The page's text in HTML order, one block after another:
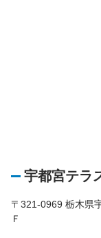
宇都宮テラ
〒321-0969 栃木県
Ｆ